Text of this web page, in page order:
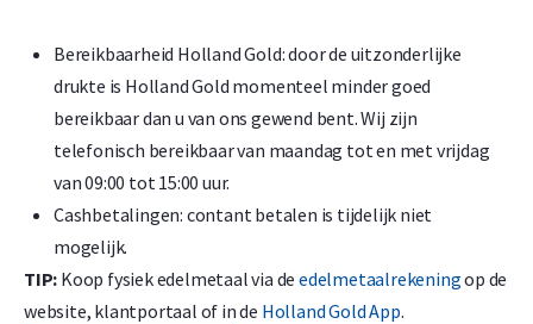
Bereikbaarheid Holland Gold: door de uitzonderlijke
drukte is Holland Gold momenteel minder goed
bereikbaar dan u van ons gewend bent. Wij zijn
telefonisch bereikbaar van maandag tot en met vrijdag
van 09:00 tot 15:00 uur.
Cashbetalingen: contant betalen is tijdelijk niet
mogelijk.
TIP: Koop fysiek edelmetaal via deedelmetaalrekeningop de
website, klantportaal of in de Holland Gold App.